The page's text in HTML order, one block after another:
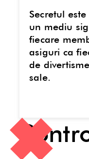
Secretul
un mediu
fiecare
asiguri ca
de
sale.